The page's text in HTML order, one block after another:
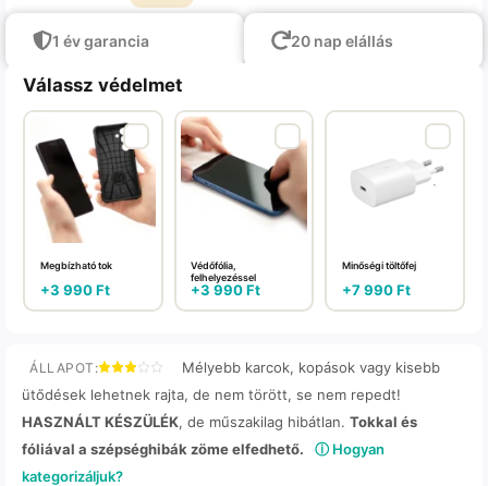
1 év garancia 20 nap elállás
Válassz védelmet
Megbízható tok
+3 990Ft
Védőfólia,
felhelyezéssel
+3 990Ft
Minőségi töltőfej
+7 990Ft
ÁLLAPOT:
Mélyebb karcok, kopások vagy kisebb
ütődések lehetnek rajta, de nem törött, se nem repedt!
HASZNÁLT KÉSZÜLÉK, de műszakilag hibátlan. Tokkal és
fóliával a szépséghibák zöme elfedhető.
ⓘ Hogyan
kategorizáljuk?